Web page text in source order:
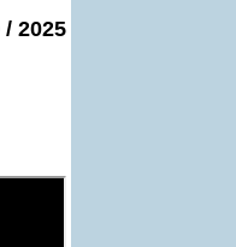
2025 / 9 / 12